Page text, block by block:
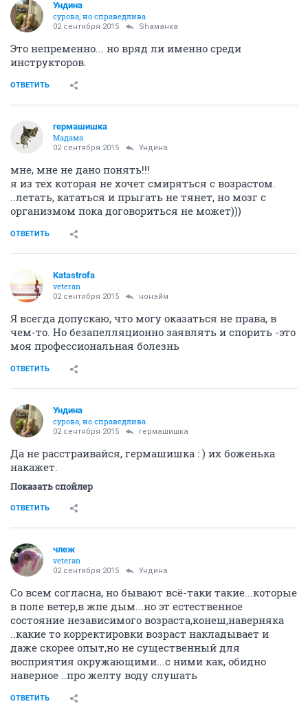
Ундинa
сурова, но справедлива
02 сентября 2015 Shаманка
Это непременно... но вряд ли именно среди
инструкторов.
ОТВЕТИТЬ
гермашишка
Мадама
02 сентября 2015 Ундинa
мне, мне не дано понять!!!
я из тех которая не хочет смиряться с возрастом.
..летать, кататься и прыгать не тянет, но мозг с
организмом пока договориться не может)))
ОТВЕТИТЬ
Katastrofa
veteran
02 сентября 2015 нонэйм
Я всегда допускаю, что могу оказаться не права, в
чем-то. Но безапелляционно заявлять и спорить -это
моя профессиональная болезнь
ОТВЕТИТЬ
Ундинa
сурова, но справедлива
02 сентября 2015 гермашишка
Да не расстраивайся, гермашишка : ) их боженька
накажет.
Показать спойлер
ОТВЕТИТЬ
члеж
veteran
02 сентября 2015 Ундинa
Со всем согласна, но бывают всё-таки такие...которые
в поле ветер,в жпе дым...но эт естественное
состояние независимого возраста,конеш,наверняка
..какие то корректировки возраст накладывает и
даже скорее опыт,но не существенный для
восприятия окружающими...с ними как, обидно
наверное ..про желту воду слушать
ОТВЕТИТЬ